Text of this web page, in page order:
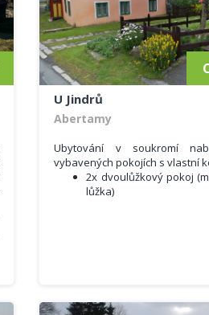
U Jindrů
Abertamy
Ubytování v soukromí
vybavených pokojích s vlastní
2x dvoulůžkový pokoj
lůžka)
Možnost využití plně
WiFi, TV